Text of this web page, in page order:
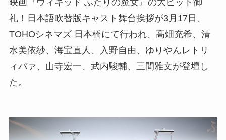
映画『ウィキッド ふたりの魔女』の大ヒット御
礼！日本語吹替版キャスト舞台挨拶が3月17日、
TOHOシネマズ 日本橋にて行われ、高畑充希、清
水美依紗、海宝直人、入野自由、ゆりやんレトリ
ィバァ、山寺宏一、武内駿輔、三間雅文が登壇し
た。